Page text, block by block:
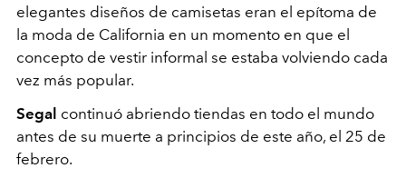
elegantes diseños de camisetas eran el epítoma de
la moda de California en un momento en que el
concepto de vestir informal se estaba volviendo cada
vez más popular.
Segal continuó abriendo tiendas en todo el mundo
antes de su muerte a principios de este año, el 25 de
febrero.